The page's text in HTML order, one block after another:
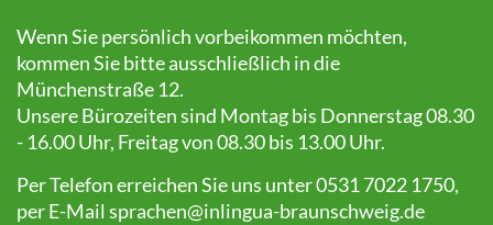
Wenn Sie persönlich vorbeikommen möchten,
kommen Sie bitte ausschließlich in die
Münchenstraße 12.
Unsere Bürozeiten sind Montag bis Donnerstag 08.30
- 16.00 Uhr, Freitag von 08.30 bis 13.00 Uhr.
Per Telefon erreichen Sie uns unter 0531 7022 1750,
per E-Mail sprachen@inlingua-braunschweig.de